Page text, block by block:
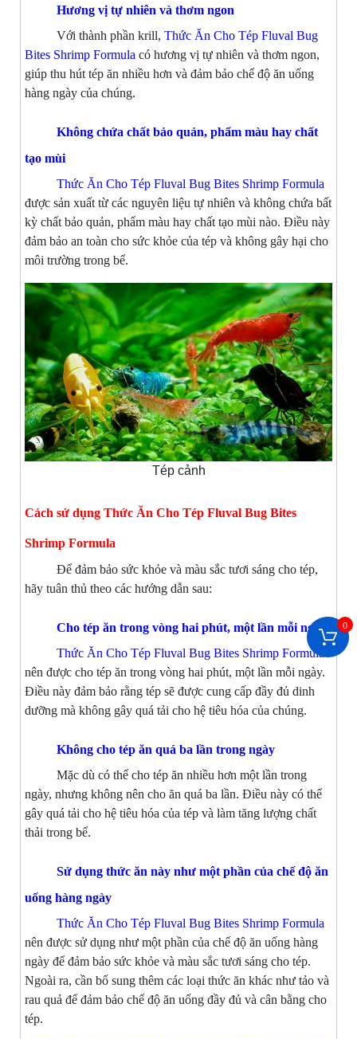
Hương vị tự nhiên và thơm ngon
Với thành phần krill, Thức Ăn Cho Tép Fluval Bug
Bites Shrimp Formula có hương vị tự nhiên và thơm ngon,
giúp thu hút tép ăn nhiều hơn và đảm bảo chế độ ăn uống
hàng ngày của chúng.
Không chứa chất bảo quản, phẩm màu hay chất
tạo mùi
Thức Ăn Cho Tép Fluval Bug Bites Shrimp Formula
được sản xuất từ các nguyên liệu tự nhiên và không chứa bất
kỳ chất bảo quản, phẩm màu hay chất tạo mùi nào. Điều này
đảm bảo an toàn cho sức khỏe của tép và không gây hại cho
môi trường trong bể.
Tép cảnh
Cách sử dụng Thức Ăn Cho Tép Fluval Bug Bites
Shrimp Formula
Để đảm bảo sức khỏe và màu sắc tươi sáng cho tép,
hãy tuân thủ theo các hướng dẫn sau:
Cho tép ăn trong vòng hai phút, một lần mỗi ngày
Thức Ăn Cho Tép Fluval Bug Bites Shrimp Formula
nên được cho tép ăn trong vòng hai phút, một lần mỗi ngày.
Điều này đảm bảo rằng tép sẽ được cung cấp đầy đủ dinh
dưỡng mà không gây quá tải cho hệ tiêu hóa của chúng.
Không cho tép ăn quá ba lần trong ngày
Mặc dù có thể cho tép ăn nhiều hơn một lần trong
ngày, nhưng không nên cho ăn quá ba lần. Điều này có thể
gây quá tải cho hệ tiêu hóa của tép và làm tăng lượng chất
thải trong bể.
Sử dụng thức ăn này như một phần của chế độ ăn
uống hàng ngày
Thức Ăn Cho Tép Fluval Bug Bites Shrimp Formula
nên được sử dụng như một phần của chế độ ăn uống hàng
ngày để đảm bảo sức khỏe và màu sắc tươi sáng cho tép.
Ngoài ra, cần bổ sung thêm các loại thức ăn khác như tảo và
rau quả để đảm bảo chế độ ăn uống đầy đủ và cân bằng cho
tép.
0